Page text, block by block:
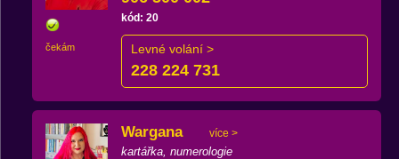
čekám
kód: 20
Levné volání >
228 224 731
Wargana více >
kartářka, numerologie